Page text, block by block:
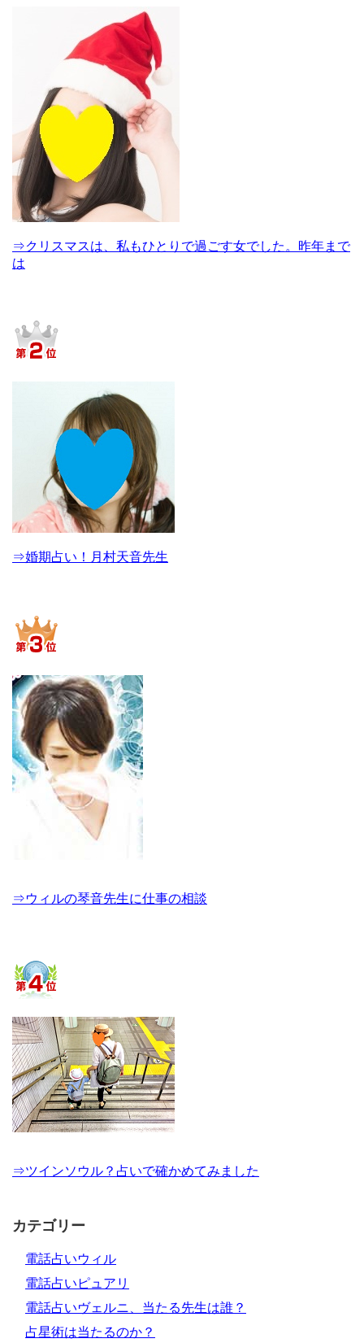
⇒クリスマスは、私もひとりで過ごす女でした。昨年まで
は
⇒婚期占い！月村天音先生
⇒ウィルの琴音先生に仕事の相談
⇒ツインソウル？占いで確かめてみました
カテゴリー
電話占いウィル
電話占いピュアリ
電話占いヴェルニ、当たる先生は誰？
占星術は当たるのか？